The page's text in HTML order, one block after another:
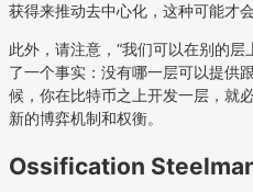
获得来推动去中心化，这种可能才会
此外，请注意，“我们可以在别的
了一个事实：没有哪一层可以提供
候，你在比特币之上开发一层，就
新的博弈机制和权衡。
Ossification